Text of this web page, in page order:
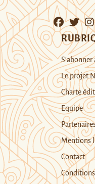
Le projet
Charte
Equipe
Mentions
Contact